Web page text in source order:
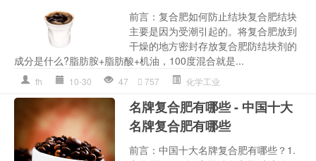
前言：复合肥如何防止结块复合肥结块
主要是因为受潮引起的。将复合肥放到
干燥的地方密封存放复合肥防结块剂的
成分是什么?脂肪胺+脂肪酸+机油，100度混合就是...
fh 10-30 47 757 化学工业
名牌复合肥有哪些 - 中国十大
名牌复合肥有哪些
前言：中国十大名牌复合肥有哪些？1.